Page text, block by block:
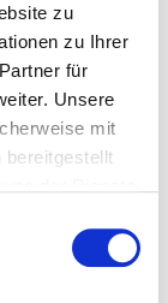
zu
zu Ihrer
für
Unsere
mit
bereitgestellt
eine
bieten wir